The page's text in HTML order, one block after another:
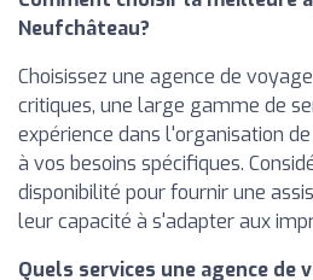
Neufchâteau?
Choisissez une agence de
critiques, une large gamme de
expérience dans l'organisation
à vos besoins spécifiques.
disponibilité pour fournir une
leur capacité à s'adapter aux
Quels services une agence